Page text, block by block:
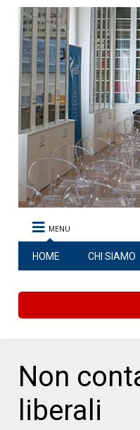
MENU
HOME CHI SIAMO
Non
liberali